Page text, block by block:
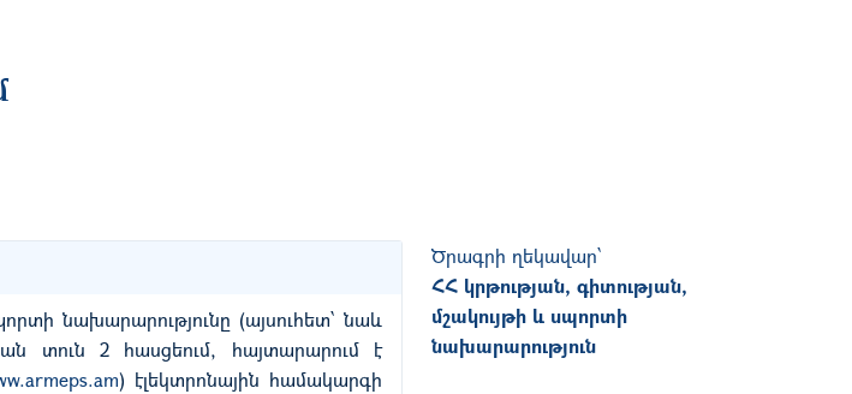
նախարարությունը (այսուհետ՝ նաև
տուն 2 հասցեում, հայտարարում է
) էլեկտրոնային համակարգի
Ծրագրի ղեկավար՝
ՀՀ կրթության, գիտության,
մշակույթի և սպորտի
նախարարություն